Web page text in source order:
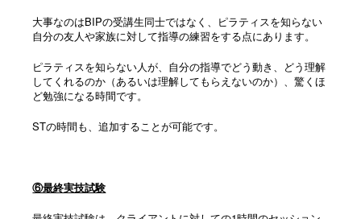
大事なのはBIPの受講生同士ではなく、ピラティスを知らない
自分の友人や家族に対して指導の練習をする点にあります。
ピラティスを知らない人が、自分の指導でどう動き、どう理解
してくれるのか（あるいは理解してもらえないのか）、驚くほ
ど勉強になる時間です。
STの時間も、追加することが可能です。
⑥最終実技試験